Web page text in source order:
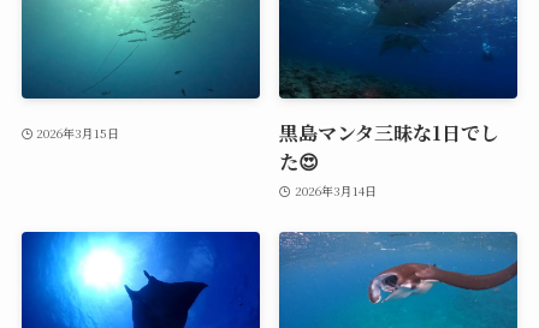
2026年3月15日
黒島マンタ三昧な1日でし
た😍
2026年3月14日